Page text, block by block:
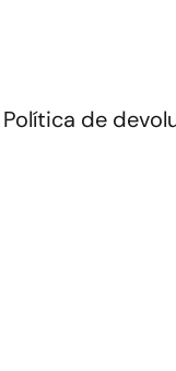
Política de